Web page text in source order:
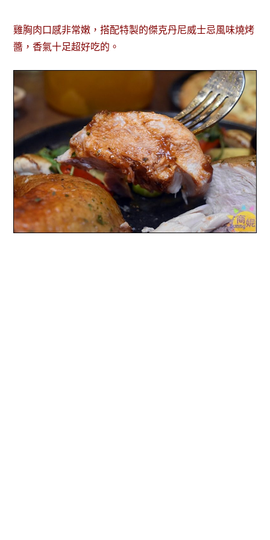
雞胸肉口感非常嫩，搭配特製的傑克丹尼威士忌風味燒烤
醬，香氣十足超好吃的。